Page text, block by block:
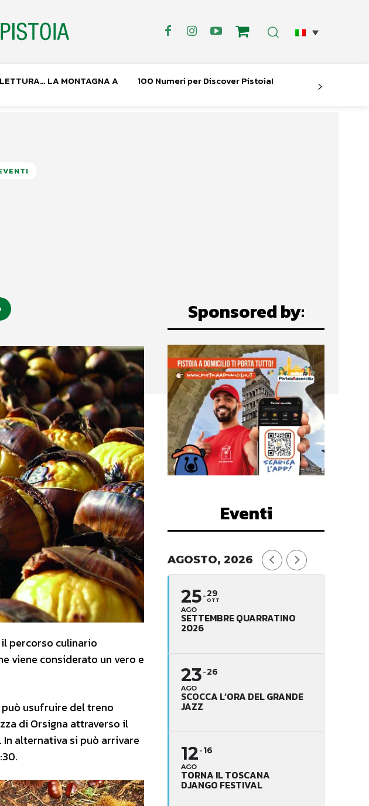
LA MONTAGNA A 100 Numeri per Discover Pistoia!
percorso culinario
viene considerato un vero e
usufruire del treno
di Orsigna attraverso il
alternativa si può arrivare
Sponsored by:
Eventi
AGOSTO, 2026
25
AGO
29
OTT
SETTEMBRE QUARRATINO
2026
23
AGO
26
SCOCCA L’ORA DEL GRANDE
JAZZ
12
AGO
16
TORNA IL TOSCANA
DJANGO FESTIVAL